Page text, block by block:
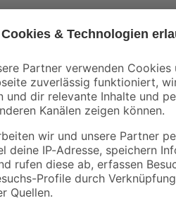
Lacke
dein
ist